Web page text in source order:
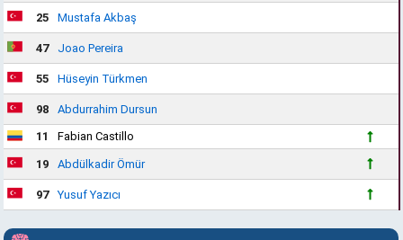
25 Mustafa Akbaş
47 Joao Pereira
55 Hüseyin Türkmen
98
Abdurrahim Dursun
11
Fabian Castillo
19 Abdülkadir Ömür
97 Yusuf Yazıcı